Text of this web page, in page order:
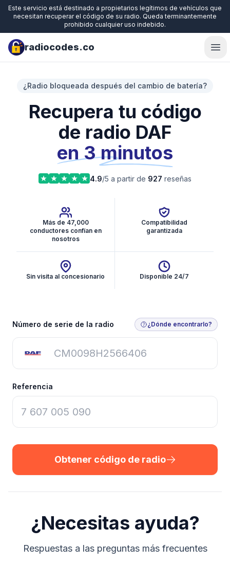
Este servicio está destinado a propietarios legítimos de vehículos que
necesitan recuperar el código de su radio. Queda terminantemente
prohibido cualquier uso indebido.
radiocodes.co
¿Radio bloqueada después del cambio de batería?
Recupera tu código
de radio DAF
en 3 minutos
4.9/5 a partir de 927 reseñas
Más de 47,000
conductores confían en
nosotros
Compatibilidad
garantizada
Sin visita al concesionario Disponible 24/7
Obtener código de radio
Número de serie de la radio ¿Dónde encontrarlo?
Referencia
Obtener código de radio
¿Necesitas ayuda?
Respuestas a las preguntas más frecuentes